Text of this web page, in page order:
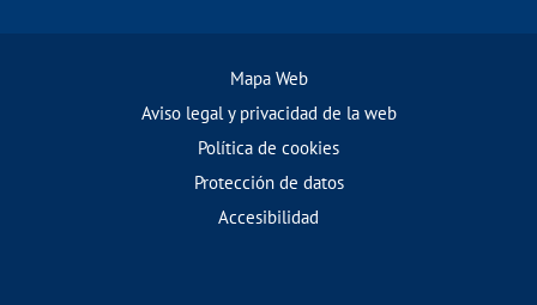
Mapa Web
Aviso legal y privacidad de la web
Política de cookies
Protección de datos
Accesibilidad